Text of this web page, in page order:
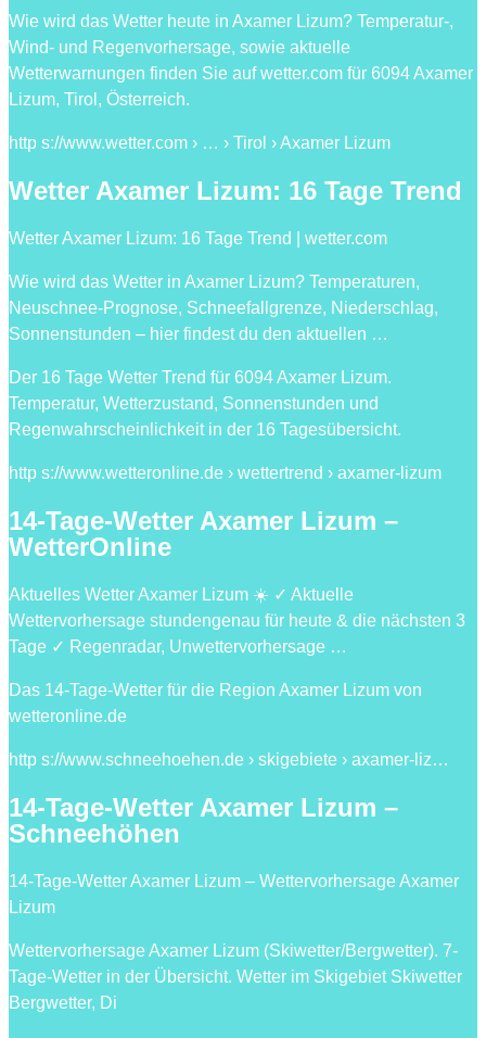
Wie wird das Wetter heute in Axamer Lizum? Temperatur-,
Wind- und Regenvorhersage, sowie aktuelle
Wetterwarnungen finden Sie auf wetter.com für 6094 Axamer
Lizum, Tirol, Österreich.
http s://www.wetter.com › … › Tirol › Axamer Lizum
Wetter Axamer Lizum: 16 Tage Trend
Wetter Axamer Lizum: 16 Tage Trend | wetter.com
Wie wird das Wetter in Axamer Lizum? Temperaturen,
Neuschnee-Prognose, Schneefallgrenze, Niederschlag,
Sonnenstunden – hier findest du den aktuellen …
Der 16 Tage Wetter Trend für 6094 Axamer Lizum.
Temperatur, Wetterzustand, Sonnenstunden und
Regenwahrscheinlichkeit in der 16 Tagesübersicht.
http s://www.wetteronline.de › wettertrend › axamer-lizum
14-Tage-Wetter Axamer Lizum –
WetterOnline
Aktuelles Wetter Axamer Lizum ☀️ ✓ Aktuelle
Wettervorhersage stundengenau für heute & die nächsten 3
Tage ✓ Regenradar, Unwettervorhersage …
Das 14-Tage-Wetter für die Region Axamer Lizum von
wetteronline.de
http s://www.schneehoehen.de › skigebiete › axamer-liz…
14-Tage-Wetter Axamer Lizum –
Schneehöhen
14-Tage-Wetter Axamer Lizum – Wettervorhersage Axamer
Lizum
Wettervorhersage Axamer Lizum (Skiwetter/Bergwetter). 7-
Tage-Wetter in der Übersicht. Wetter im Skigebiet Skiwetter
Bergwetter, Di